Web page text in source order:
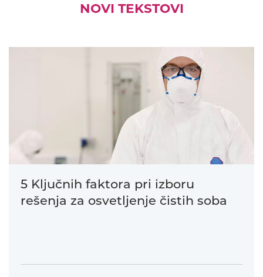
NOVI TEKSTOVI
5 Ključnih faktora pri izboru
rešenja za osvetljenje čistih soba